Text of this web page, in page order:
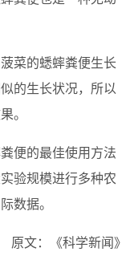
菜的蟋蟀粪便生长
的生长状况，所以
。
便的最佳使用方法
验规模进行多种农
数据。
原文：《科学新闻》